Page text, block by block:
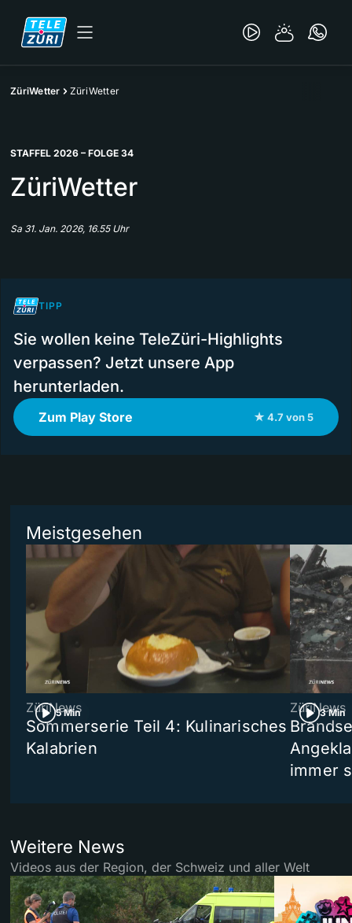
ZüriWetter ZüriWetter
STAFFEL 2026 – FOLGE 34
ZüriWetter
Sa 31. Jan. 2026, 16.55 Uhr
TIPP
Sie wollen keine TeleZüri-Highlights
verpassen? Jetzt unsere App
herunterladen.
Zum Play Store ★ 4.7 von 5
Meistgesehen
5 Min
ZüriNews
Sommerserie Teil 4: Kulinarisches
Kalabrien
3 Min
ZüriNews
immer
Weitere News
Videos aus der Region, der Schweiz und aller Welt